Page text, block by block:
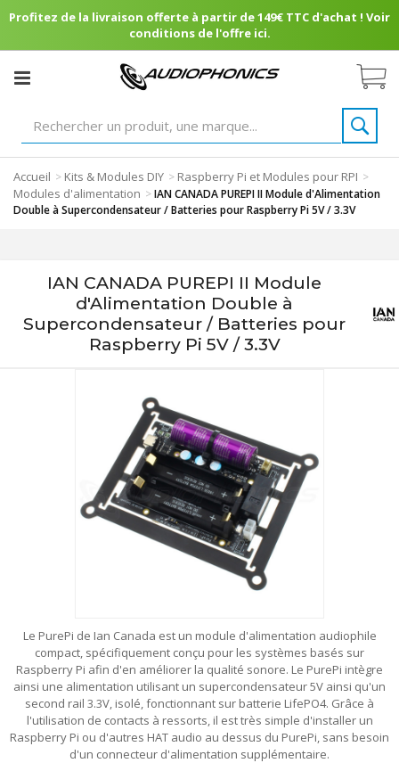
Profitez de la livraison offerte à partir de 149€ TTC d'achat ! Voir
conditions de l'offre ici.
Accueil > Kits & Modules DIY > Raspberry Pi et Modules pour RPI >
Modules d'alimentation >IAN CANADA PUREPI II Module d'Alimentation
Double à Supercondensateur / Batteries pour Raspberry Pi 5V / 3.3V
IAN CANADA PUREPI II Module
d'Alimentation Double à
Supercondensateur / Batteries pour
Raspberry Pi 5V / 3.3V
Le PurePi de Ian Canada est un module d'alimentation audiophile
compact, spécifiquement conçu pour les systèmes basés sur
Raspberry Pi afin d'en améliorer la qualité sonore. Le PurePi intègre
ainsi une alimentation utilisant un supercondensateur 5V ainsi qu'un
second rail 3.3V, isolé, fonctionnant sur batterie LifePO4. Grâce à
l'utilisation de contacts à ressorts, il est très simple d'installer un
Raspberry Pi ou d'autres HAT audio au dessus du PurePi, sans besoin
d'un connecteur d'alimentation supplémentaire.